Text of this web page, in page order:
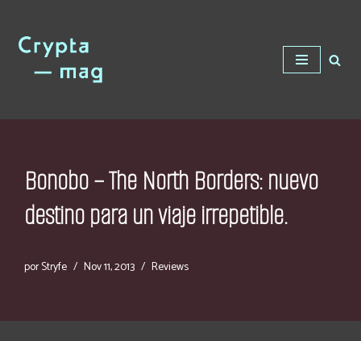
Saltar
contenido
Bonobo – The North Borders: nuevo
destino para un viaje irrepetible.
porStryfe Nov 11, 2013 Reviews